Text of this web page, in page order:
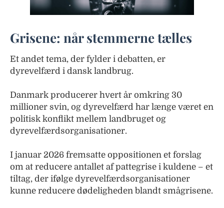
Grisene: når stemmerne tælles
Et andet tema, der fylder i debatten, er
dyrevelfærd i dansk landbrug.
Danmark producerer hvert år omkring 30
millioner svin, og dyrevelfærd har længe været en
politisk konflikt mellem landbruget og
dyrevelfærdsorganisationer.
I januar 2026 fremsatte oppositionen et forslag
om at reducere antallet af pattegrise i kuldene – et
tiltag, der ifølge dyrevelfærdsorganisationer
kunne reducere dødeligheden blandt smågrisene.